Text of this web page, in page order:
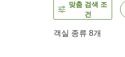
맞춤 검색 조
건
객실 종류 8개